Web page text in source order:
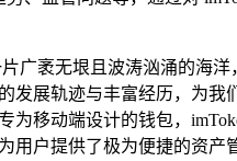
广袤无垠且波涛汹涌的海
发展轨迹与丰富经历，为
移动端设计的钱包，
用户提供了极为便捷的资